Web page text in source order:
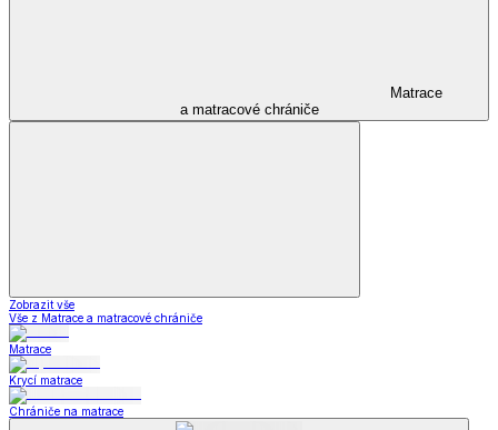
Matrace
a matracové chrániče
Zobrazit vše
Vše z Matrace a matracové chrániče
Matrace
Krycí matrace
Chrániče na matrace